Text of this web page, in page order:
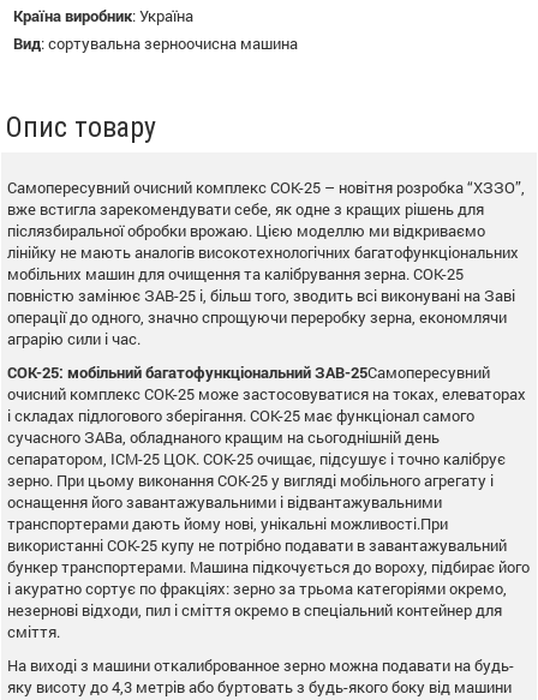
Країна виробник:Україна
Вид:сортувальна зерноочисна машина
Опис товару
Самопересувний очисний комплекс СОК-25 – новітня розробка “ХЗЗО”,
вже встигла зарекомендувати себе, як одне з кращих рішень для
післязбиральної обробки врожаю. Цією моделлю ми відкриваємо
лінійку не мають аналогів високотехнологічних багатофункціональних
мобільних машин для очищення та калібрування зерна. СОК-25
повністю замінює ЗАВ-25 і, більш того, зводить всі виконувані на Заві
операції до одного, значно спрощуючи переробку зерна, економлячи
аграрію сили і час.
СОК-25: мобільний багатофункціональний ЗАВ-25Самопересувний
очисний комплекс СОК-25 може застосовуватися на токах, елеваторах
і складах підлогового зберігання. СОК-25 має функціонал самого
сучасного ЗАВа, обладнаного кращим на сьогоднішній день
сепаратором, ІСМ-25 ЦОК. СОК-25 очищає, підсушує і точно калібрує
зерно. При цьому виконання СОК-25 у вигляді мобільного агрегату і
оснащення його завантажувальними і відвантажувальними
транспортерами дають йому нові, унікальні можливості.При
використанні СОК-25 купу не потрібно подавати в завантажувальний
бункер транспортерами. Машина підкочується до вороху, підбирає його
і акуратно сортує по фракціях: зерно за трьома категоріями окремо,
незернові відходи, пил і сміття окремо в спеціальний контейнер для
сміття.
На виході з машини откалиброванное зерно можна подавати на будь-
яку висоту до 4,3 метрів або буртовать з будь-якого боку від машини